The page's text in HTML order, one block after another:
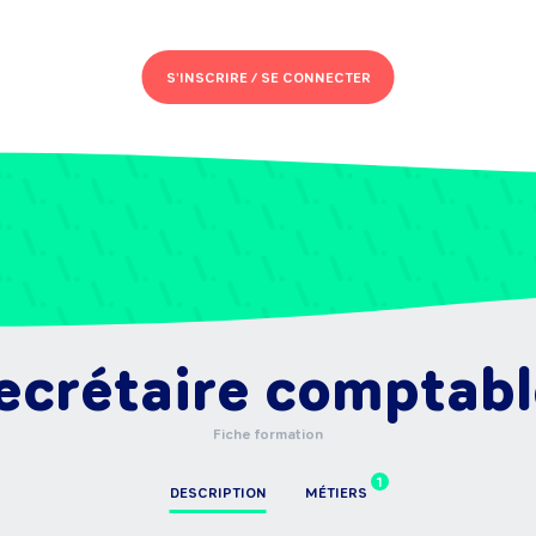
S'INSCRIRE /SE CONNECTER
Fiche formation
DESCRIPTION
1
MÉTIERS